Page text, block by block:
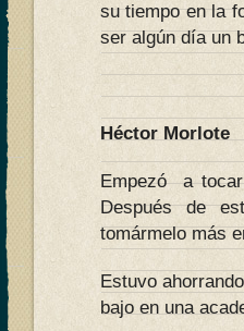
su tiempo en la
ser algún día un
Héctor Morlote
Empezó a
Después de
tomármelo más
Estuvo
bajo en una